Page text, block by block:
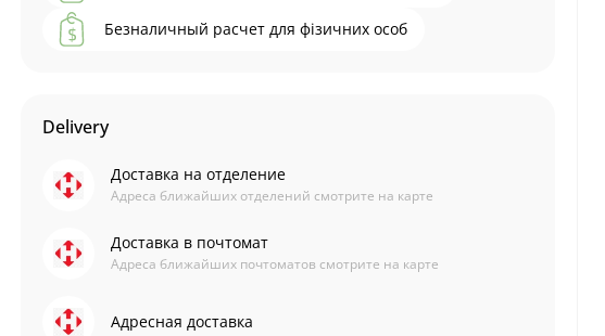
Безналичный расчет для фізичних особ
Delivery
Доставка на отделение
Адреса ближайших отделений смотрите на карте
Доставка в почтомат
Адреса ближайших почтоматов смотрите на карте
Адресная доставка